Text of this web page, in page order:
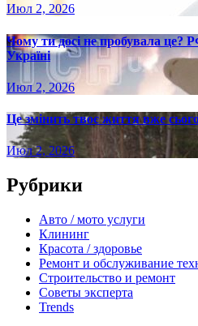
Июл 2, 2026
Чому ти досі не пробувала це?
Україні
Июл 2, 2026
Це змінить твоє життя вже
Июл 2, 2026
Рубрики
Авто / мото услуги
Клининг
Красота / здоровье
Ремонт и обслуживание
Строительство и ремонт
Советы эксперта
Trends